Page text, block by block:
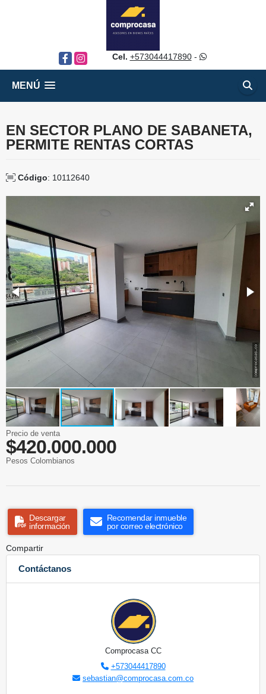
FacebookInstagram Cel. +573044417890-
MENÚ
EN SECTOR PLANO DE SABANETA,
PERMITE RENTAS CORTAS
Código: 10112640
Precio de venta
$420.000.000
Pesos Colombianos
Descargar
información
Recomendar inmueble
por correo electrónico
Compartir
Contáctanos
Comprocasa CC
+573044417890
sebastian@comprocasa.com.co